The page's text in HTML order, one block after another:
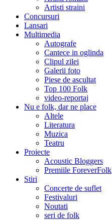
Artisti straini
Concursuri
Lansari
Multimedia
Autografe
Cantece in oglinda
Clipul zilei
Galerii foto
Piese de ascultat
Top 100 Folk
video-reportaj
Nu e folk, dar ne place
Altele
Literatura
Muzica
Teatru
Proiecte
Acoustic Bloggers
Premiile ForeverFolk
Stiri
Concerte de suflet
Festivaluri
Noutati
seri de folk